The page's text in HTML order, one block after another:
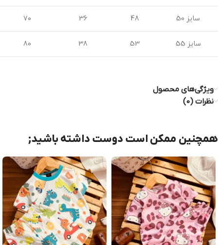
سایز 50 48
36
70
سایز 55 53
38
80
ویژگی‌های محصول
نظرات (0)
همچنین ممکن است دوست داشته باشید;